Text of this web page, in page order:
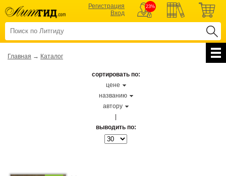
Регистрация
Вход
23%
Главная → Каталог
сортировать по:
цене
названию
автору
выводить по: